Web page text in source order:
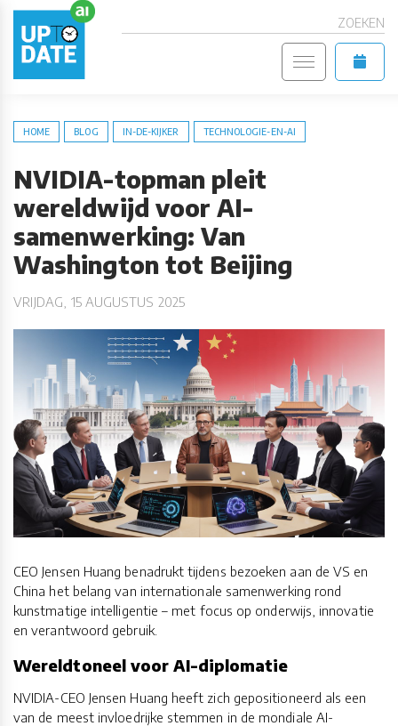
ZOEKEN
HOME BLOG IN-DE-KIJKER TECHNOLOGIE-EN-AI
NVIDIA-topman pleit
wereldwijd voor AI-
samenwerking: Van
Washington tot Beijing
VRIJDAG, 15 AUGUSTUS 2025
CEO Jensen Huang benadrukt tijdens bezoeken aan de VS en
China het belang van internationale samenwerking rond
kunstmatige intelligentie – met focus op onderwijs, innovatie
en verantwoord gebruik.
Wereldtoneel voor AI-diplomatie
NVIDIA-CEO Jensen Huang heeft zich gepositioneerd als een
van de meest invloedrijke stemmen in de mondiale AI-